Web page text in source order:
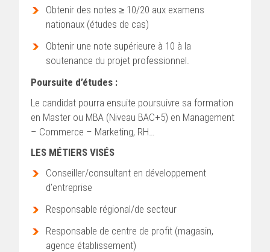
Obtenir des notes ≥ 10/20 aux examens
nationaux (études de cas)
Obtenir une note supérieure à 10 à la
soutenance du projet professionnel.
Poursuite d’études :
Le candidat pourra ensuite poursuivre sa formation
en Master ou MBA (Niveau BAC+5) en Management
– Commerce – Marketing, RH…
LES MÉTIERS VISÉS
Conseiller/consultant en développement
d’entreprise
Responsable régional/de secteur
Responsable de centre de profit (magasin,
agence établissement)